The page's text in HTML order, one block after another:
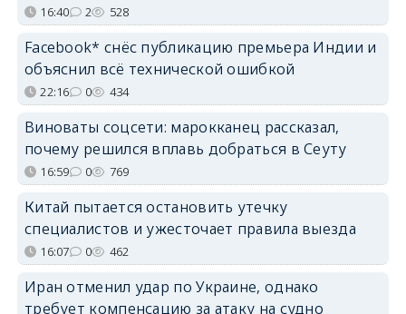
16:40 2 528
Facebook* снёс публикацию премьера Индии и
объяснил всё технической ошибкой
22:16 0 434
Виноваты соцсети: марокканец рассказал,
почему решился вплавь добраться в Сеуту
16:59 0 769
Китай пытается остановить утечку
специалистов и ужесточает правила выезда
16:07 0 462
Иран отменил удар по Украине, однако
требует компенсацию за атаку на судно